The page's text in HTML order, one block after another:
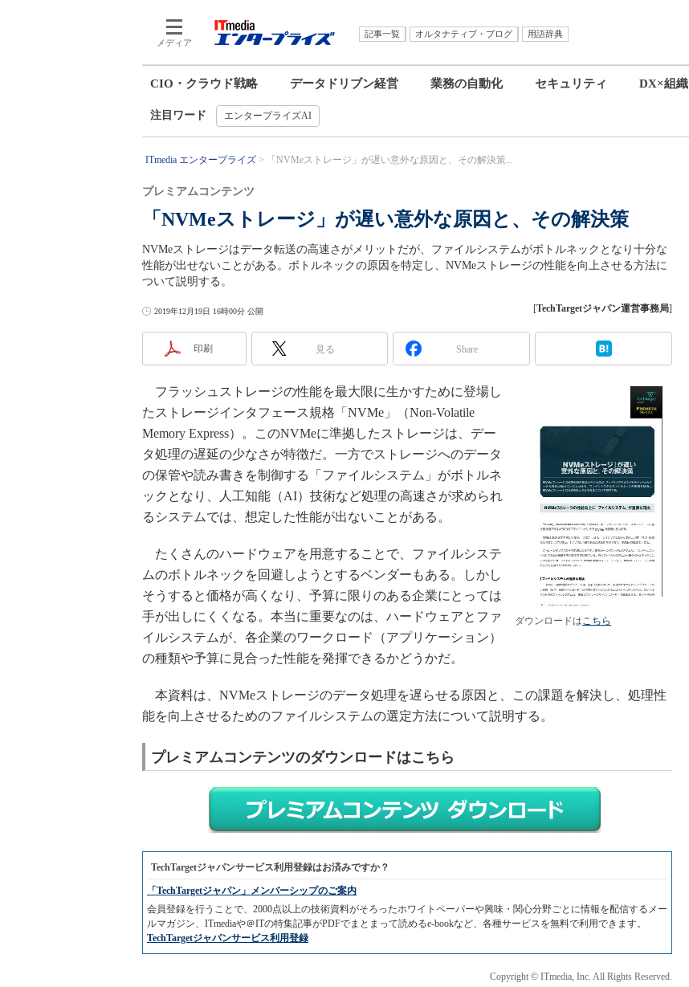
メディア
記事一覧 オルタナティブ・ブログ
用語辞典
CIO・クラウド戦略 データドリブン経営 業務の自動化 セキュリティ DX×組織
注目ワード エンタープライズAI
ITmedia エンタープライズ 「NVMeストレージ」が遅い意外な原因と、その解決策...
「NVMeストレージ」が遅い意外な原因と、その解決策
プレミアムコンテンツ
NVMeストレージはデータ転送の高速さがメリットだが、ファイルシステムがボトルネックとなり十分な
性能が出せないことがある。ボトルネックの原因を特定し、NVMeストレージの性能を向上させる方法に
ついて説明する。
2019年12月19日 16時00分 公開 [TechTargetジャパン運営事務局]
印刷 見る Share
ダウンロードはこちら
フラッシュストレージの性能を最大限に生かすために登場し
たストレージインタフェース規格「NVMe」（Non-Volatile
Memory Express）。このNVMeに準拠したストレージは、デー
タ処理の遅延の少なさが特徴だ。一方でストレージへのデータ
の保管や読み書きを制御する「ファイルシステム」がボトルネ
ックとなり、人工知能（AI）技術など処理の高速さが求められ
るシステムでは、想定した性能が出ないことがある。
たくさんのハードウェアを用意することで、ファイルシステ
ムのボトルネックを回避しようとするベンダーもある。しかし
そうすると価格が高くなり、予算に限りのある企業にとっては
手が出しにくくなる。本当に重要なのは、ハードウェアとファ
イルシステムが、各企業のワークロード（アプリケーション）
の種類や予算に見合った性能を発揮できるかどうかだ。
本資料は、NVMeストレージのデータ処理を遅らせる原因と、この課題を解決し、処理性
能を向上させるためのファイルシステムの選定方法について説明する。
プレミアムコンテンツのダウンロードはこちら
TechTargetジャパンサービス利用登録はお済みですか？
「TechTargetジャパン」メンバーシップのご案内
会員登録を行うことで、2000点以上の技術資料がそろったホワイトペーパーや興味・関心分野ごとに情報を配信するメー
ルマガジン、ITmediaや＠ITの特集記事がPDFでまとまって読めるe-bookなど、各種サービスを無料で利用できます。
TechTargetジャパンサービス利用登録
Copyright © ITmedia, Inc. All Rights Reserved.